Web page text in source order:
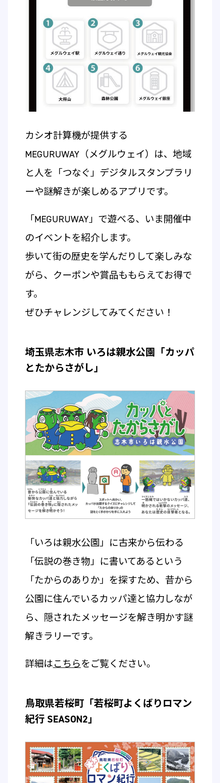
カシオ計算機が提供する
MEGURUWAY（メグルウェイ）は、地域
と人を「つなぐ」デジタルスタンプラリ
ーや謎解きが楽しめるアプリです。
「MEGURUWAY」で遊べる、いま開催中
のイベントを紹介します。
歩いて街の歴史を学んだりして楽しみな
がら、クーポンや賞品ももらえてお得で
す。
ぜひチャレンジしてみてください！
埼玉県志木市 いろは親水公園「カッパ
とたからさがし」
「いろは親水公園」に古来から伝わる
「伝説の巻き物」に書いてあるという
「たからのありか」を探すため、昔から
公園に住んでいるカッパ達と協力しなが
ら、隠されたメッセージを解き明かす謎
解きラリーです。
詳細はこちら をご覧ください。
鳥取県若桜町「若桜町よくばりロマン
紀行 SEASON2」